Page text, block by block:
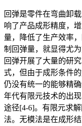
回弹是零件在弯曲卸
响了产品成形精度，
量，降低了生产效率
制回弹量，就显得尤
回弹开展了大量的研
式，但由于成形条件
仍没有统一的能够精
年代有限元技术的出
途径[4-6]。有限元求
法。无模法是在成形